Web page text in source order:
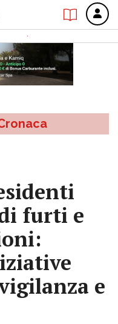
furti e
e